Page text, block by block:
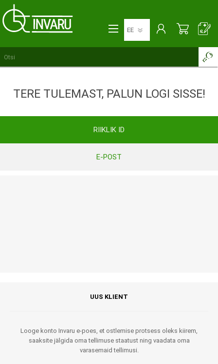
TERE TULEMAST, PALUN LOGI SISSE!
RIIKLIK ID
E-POST
UUS KLIENT
Looge konto Invaru e-poes, et ostlemise protsess oleks kiirem,
saaksite jälgida oma tellimuse staatust ning vaadata oma
varasemaid tellimusi.